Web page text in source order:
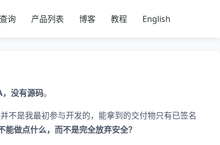
查询 产品列表 博客 教程 English
没有源码。
不是我最初参与开发的，能拿到的交付物只有已签名
能做点什么，而不是完全放弃安全？